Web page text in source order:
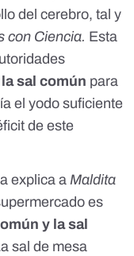
del cerebro, tal y
con Ciencia. Esta
sal común para
el yodo suficiente
de este
explica a Maldita
es
y la sal
sal de mesa